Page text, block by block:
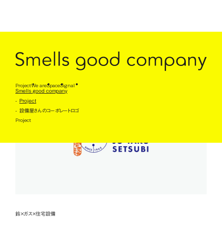
ProjectWe areSpaceSignal
Smells good company
Project
設備屋さんのコーポレートロゴ
Project
鈴×ガス×住宅設備